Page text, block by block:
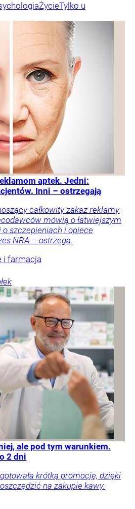
ŻycieTylko u
aptek. Jedni:
Inni – ostrzegają
całkowity zakaz reklamy
mówią o łatwiejszym
szczepieniach i opiece
NRA – ostrzega.
i farmacja
ale pod tym warunkiem.
2 dni
krótką promocję, dzięki
na zakupie kawy.